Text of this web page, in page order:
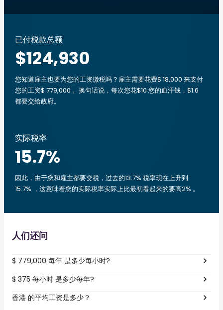
已付税款总额
$124,930
您知道雇主也要为您的工资缴税吗？雇主需要花费$ 18,000 来支付
您的工资$ 779,000 。换句话说，每次您花$10 您的血汗钱，$1.6
都要交给政府。
实际税率
15.7%
因此，由于您和雇主都要交税，过去的13.7% 税率现在上升到
15.7% ，这意味着您的实际税率实际上比最初看起来的要高2% 。
人们还问
$ 779,000 每年 是多少每小时?
$ 375 每小时 是多少每年?
香港 的平均工资是多少？